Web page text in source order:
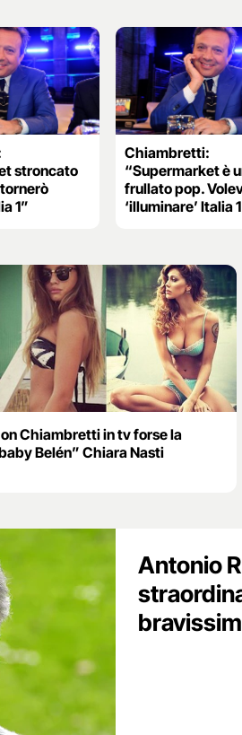
stroncato
1”
Chiambretti:
“Supermarket è
frullato pop.
‘illuminare’ Italia
Chiambretti in tv forse la
Belén” Chiara Nasti
Antonio